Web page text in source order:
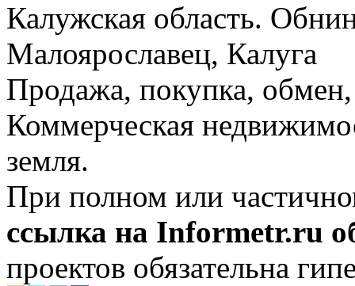
Калужская область.
Малоярославец, Калуга
Продажа, покупка, обмен,
Коммерческая
земля.
При полном или
ссылка на Informetr.ru
проектов обязательна